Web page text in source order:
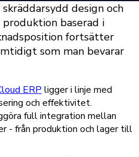
design och
baserad i
fortsätter
som man bevarar
ERP ligger i linje med
och effektivitet.
full integration mellan
- från produktion och lager till